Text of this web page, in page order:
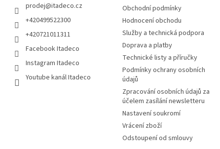
prodej@itadeco.cz
+420499522300
+420721011311
Facebook Itadeco
Instagram Itadeco
Youtube kanál Itadeco
Obchodní podmínky
Hodnocení obchodu
Služby a technická podpora
Doprava a platby
Technické listy a příručky
Podmínky ochrany osobních
údajů
Zpracování osobních údajů za
účelem zasílání newsletteru
Nastavení soukromí
Vrácení zboží
Odstoupení od smlouvy